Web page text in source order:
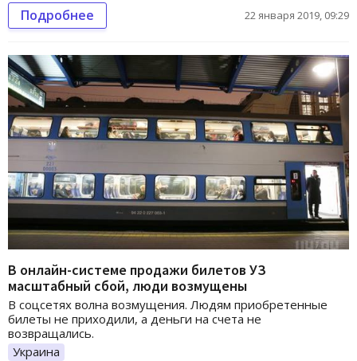
Подробнее 22 января 2019, 09:29
В онлайн-системе продажи билетов УЗ
масштабный сбой, люди возмущены
В соцсетях волна возмущения. Людям приобретенные
билеты не приходили, а деньги на счета не
возвращались.
Украина